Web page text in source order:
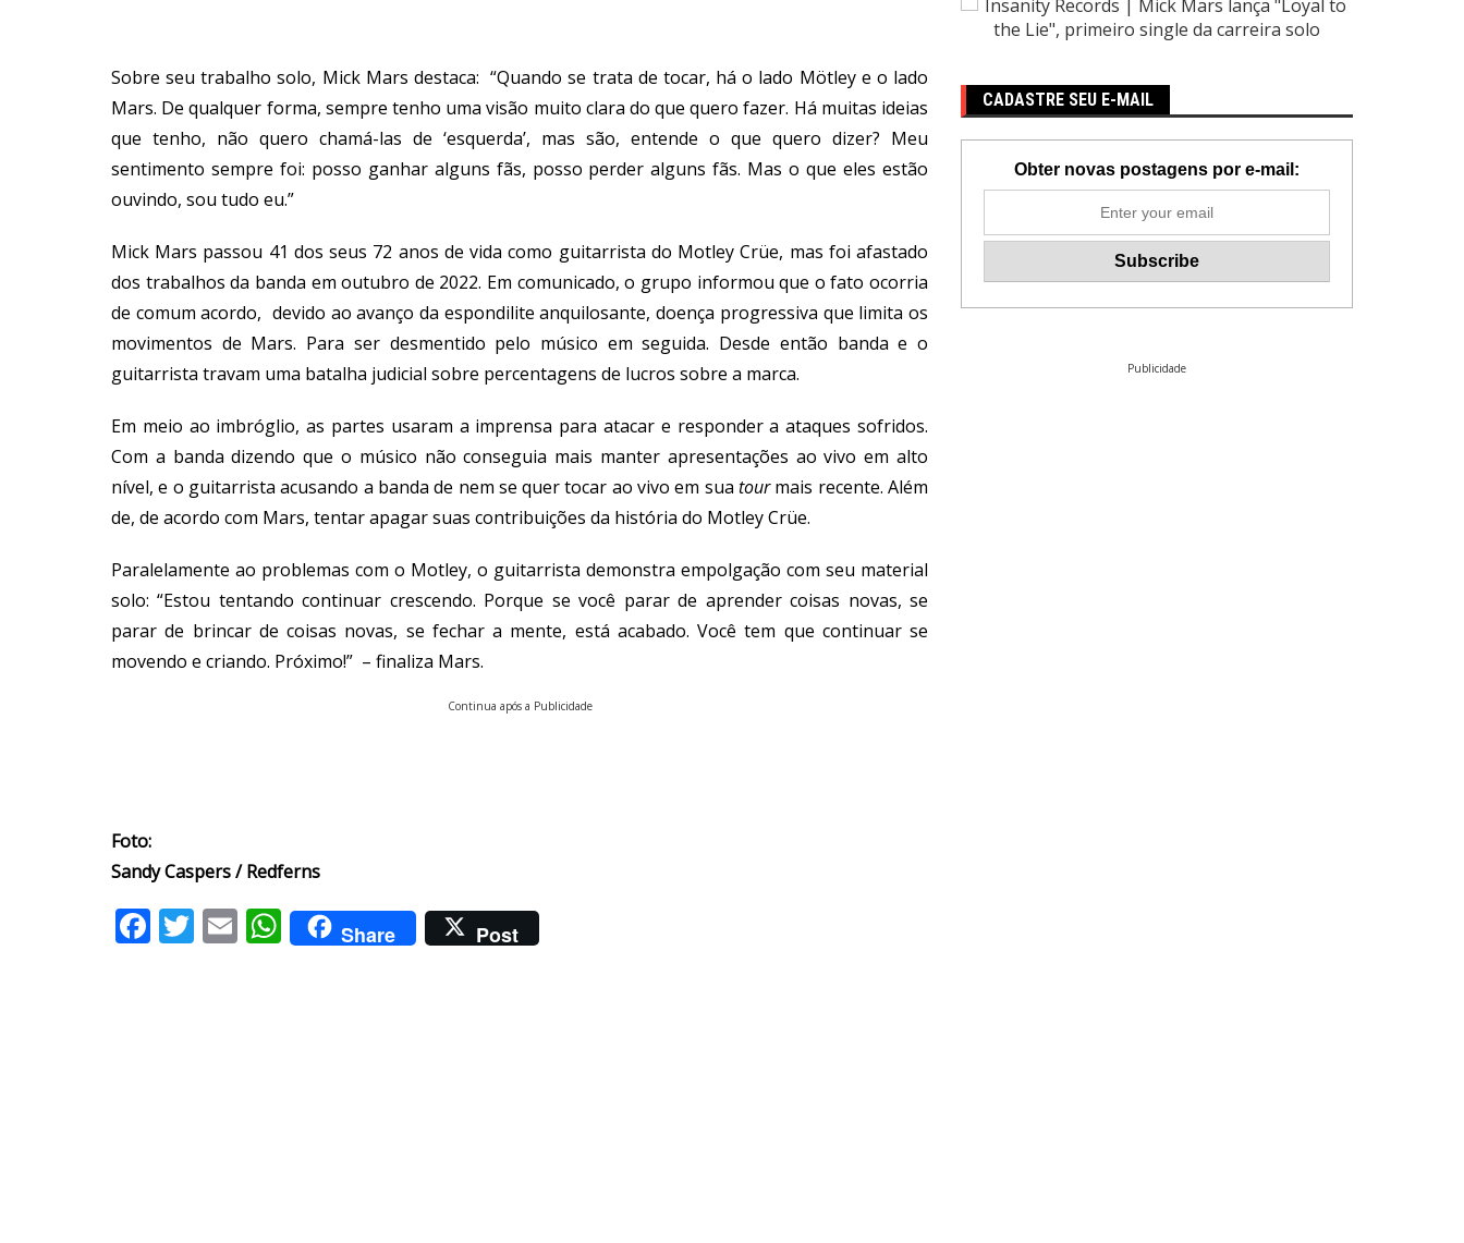
Sobre seu trabalho solo, Mick Mars destaca: “Quando se trata de tocar, há o lado Mötley e o lado
Mars. De qualquer forma, sempre tenho uma visão muito clara do que quero fazer. Há muitas ideias
que tenho, não quero chamá-las de ‘esquerda’, mas são, entende o que quero dizer? Meu
sentimento sempre foi: posso ganhar alguns fãs, posso perder alguns fãs. Mas o que eles estão
ouvindo, sou tudo eu.”
Mick Mars passou 41 dos seus 72 anos de vida como guitarrista do Motley Crüe, mas foi afastado
dos trabalhos da banda em outubro de 2022. Em comunicado, o grupo informou que o fato ocorria
de comum acordo, devido ao avanço da espondilite anquilosante, doença progressiva que limita os
movimentos de Mars. Para ser desmentido pelo músico em seguida. Desde então banda e o
guitarrista travam uma batalha judicial sobre percentagens de lucros sobre a marca.
Em meio ao imbróglio, as partes usaram a imprensa para atacar e responder a ataques sofridos.
Com a banda dizendo que o músico não conseguia mais manter apresentações ao vivo em alto
nível, e o guitarrista acusando a banda de nem se quer tocar ao vivo em suatourmais recente. Além
de, de acordo com Mars, tentar apagar suas contribuições da história do Motley Crüe.
Paralelamente ao problemas com o Motley, o guitarrista demonstra empolgação com seu material
solo: “Estou tentando continuar crescendo. Porque se você parar de aprender coisas novas, se
parar de brincar de coisas novas, se fechar a mente, está acabado. Você tem que continuar se
movendo e criando. Próximo!” – finaliza Mars.
Continua após a Publicidade
Foto:
Sandy Caspers / Redferns
Facebook
Twitter
EmailWhatsApp
Share Post
CADASTRE SEU E-MAIL
Obter novas postagens por e-mail:
Publicidade